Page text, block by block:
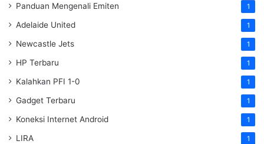
Panduan Mengenali Emiten 1
Adelaide United 1
Newcastle Jets 1
HP Terbaru 1
Kalahkan PFI 1-0 1
Gadget Terbaru 1
Koneksi Internet Android 1
LIRA 1